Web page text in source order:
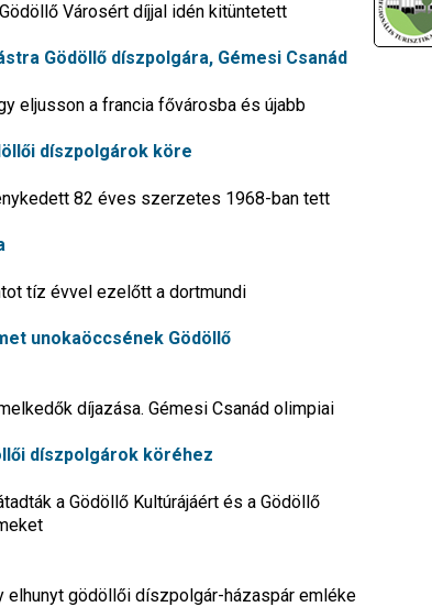
Városért díjjal idén kitüntetett
Gödöllő díszpolgára, Gémesi Csanád
eljusson a francia fővárosba és újabb
díszpolgárok köre
82 éves szerzetes 1968-ban tett
tíz évvel ezelőtt a dortmundi
unokaöccsének Gödöllő
díjazása. Gémesi Csanád olimpiai
díszpolgárok köréhez
a Gödöllő Kultúrájáért és a Gödöllő
gödöllői díszpolgár-házaspár emléke